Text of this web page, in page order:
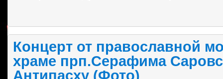
Концерт от православной
храме прп.Серафима
Антипасху (Фото)